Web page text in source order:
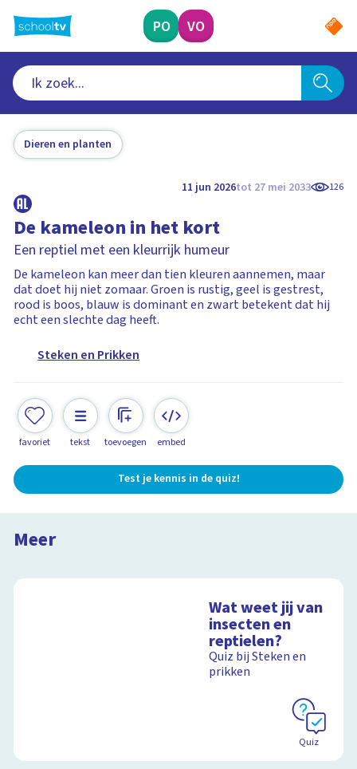
naar
hoofdinhoud
PO VO
Dieren en planten
11 jun 2026tot 27 mei 2033 126
De kameleon in het kort
Een reptiel met een kleurrijk humeur
De kameleon kan meer dan tien kleuren aannemen, maar
dat doet hij niet zomaar. Groen is rustig, geel is gestrest,
rood is boos, blauw is dominant en zwart betekent dat hij
echt een slechte dag heeft.
Steken en Prikken
favoriet tekst toevoegen embed
Test je kennis in de quiz!
Meer
De kameleon
Steken en Prikken in Zuid-Afrika
Wat weet jij van
insecten en
reptielen?
Quiz bij Steken en
prikken
Quiz